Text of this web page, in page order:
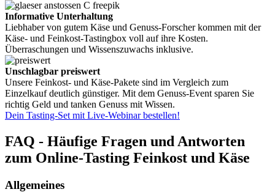
Informative Unterhaltung
Liebhaber von gutem Käse und Genuss-Forscher kommen mit der
Käse- und Feinkost-Tastingbox voll auf ihre Kosten.
Überraschungen und Wissenszuwachs inklusive.
Unschlagbar preiswert
Unsere Feinkost- und Käse-Pakete sind im Vergleich zum
Einzelkauf deutlich günstiger. Mit dem Genuss-Event sparen Sie
richtig Geld und tanken Genuss mit Wissen.
Dein Tasting-Set mit Live-Webinar bestellen!
FAQ - Häufige Fragen und Antworten
zum Online-Tasting Feinkost und Käse
Allgemeines